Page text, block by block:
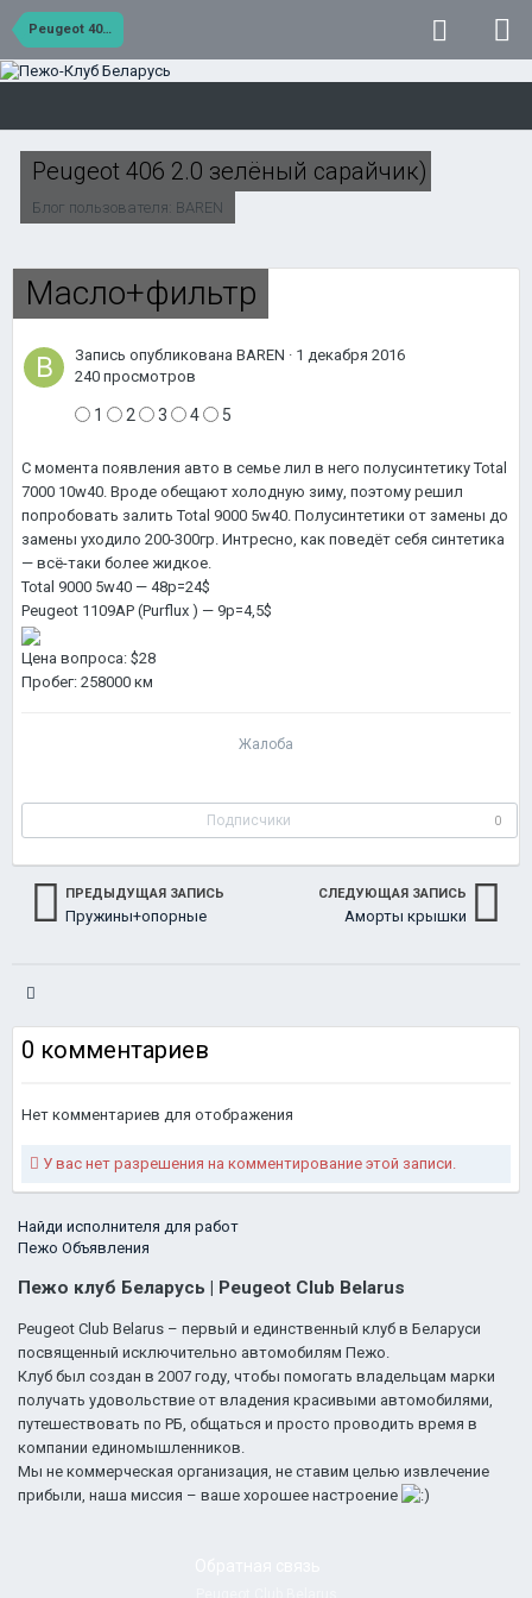
Peugeot 406 2.0 зелёный сарайчик)
Peugeot 406 2.0 зелёный сарайчик)
Блог пользователя: BAREN
Масло+фильтр
Запись опубликована BAREN · 1 декабря 2016
240 просмотров
1 2 3 4 5
С момента появления авто в семье лил в него полусинтетику Total
7000 10w40. Вроде обещают холодную зиму, поэтому решил
попробовать залить Total 9000 5w40. Полусинтетики от замены до
замены уходило 200-300гр. Интресно, как поведёт себя синтетика
— всё-таки более жидкое.
Total 9000 5w40 — 48р=24$
Peugeot 1109AP (Purflux ) — 9р=4,5$
Цена вопроса: $28
Пробег: 258000 км
Жалоба
Подписчики 0
ПРЕДЫДУЩАЯ ЗАПИСЬ
Пружины+опорные
СЛЕДУЮЩАЯ ЗАПИСЬ
Аморты крышки
0 комментариев
Нет комментариев для отображения
У вас нет разрешения на комментирование этой записи.
Найди исполнителя для работ
Пежо Объявления
Пежо клуб Беларусь | Peugeot Club Belarus
Peugeot Club Belarus – первый и единственный клуб в Беларуси
посвященный исключительно автомобилям Пежо.
Клуб был создан в 2007 году, чтобы помогать владельцам марки
получать удовольствие от владения красивыми автомобилями,
путешествовать по РБ, общаться и просто проводить время в
компании единомышленников.
Мы не коммерческая организация, не ставим целью извлечение
прибыли, наша миссия – ваше хорошее настроение